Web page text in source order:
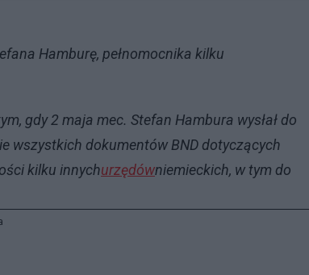
Hamburę, pełnomocnika kilku
gdy 2 maja mec. Stefan Hambura wysłał do
wszystkich dokumentów BND dotyczących
kilku innychurzędówniemieckich, w tym do